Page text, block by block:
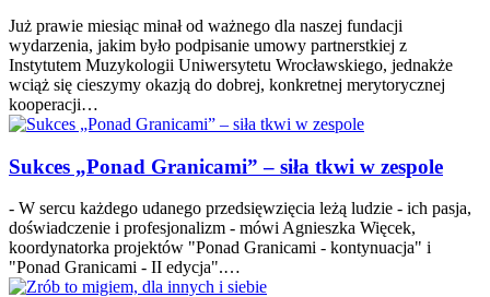
Już prawie miesiąc minał od ważnego dla naszej fundacji
wydarzenia, jakim było podpisanie umowy partnerstkiej z
Instytutem Muzykologii Uniwersytetu Wrocławskiego, jednakże
wciąż się cieszymy okazją do dobrej, konkretnej merytorycznej
kooperacji…
Sukces „Ponad Granicami” – siła tkwi w zespole
- W sercu każdego udanego przedsięwzięcia leżą ludzie - ich pasja,
doświadczenie i profesjonalizm - mówi Agnieszka Więcek,
koordynatorka projektów "Ponad Granicami - kontynuacja" i
"Ponad Granicami - II edycja".…